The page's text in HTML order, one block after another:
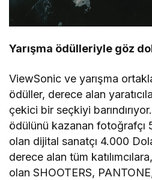
Yarışma ödülleriyle göz
ViewSonic ve yarışma
ödüller, derece alan
çekici bir seçkiyi
ödülünü kazanan fotoğrafçı
olan dijital sanatçı 4.000
derece alan tüm
olan SHOOTERS,